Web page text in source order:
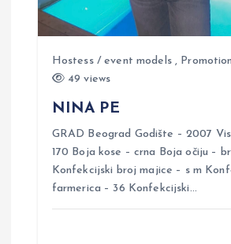
Hostess / event models,
49 views
NINA PE
GRAD Beograd Godište – 2007
170 Boja kose – crna Boja očiju –
Konfekcijski broj majice – s m
farmerica – 36 Konfekcijski…